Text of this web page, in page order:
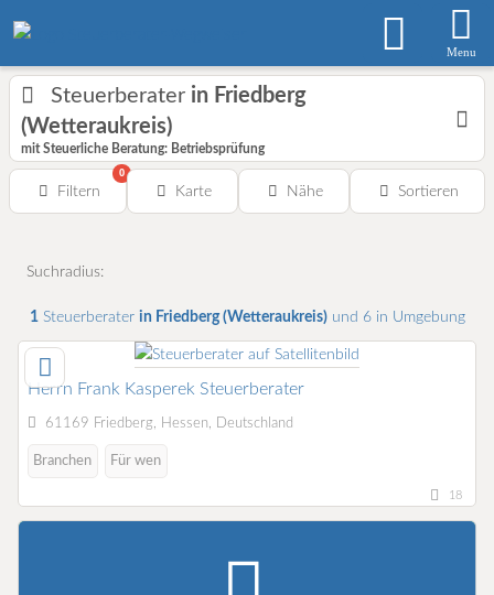
Menu
Steuerberater in Friedberg
(Wetteraukreis)
mit Steuerliche Beratung: Betriebsprüfung
Filtern
0
Karte Nähe Sortieren
Suchradius:
1Steuerberater in Friedberg (Wetteraukreis)und 6 in Umgebung
Herrn Frank Kasperek Steuerberater
61169 Friedberg, Hessen, Deutschland
Branchen Für wen
18